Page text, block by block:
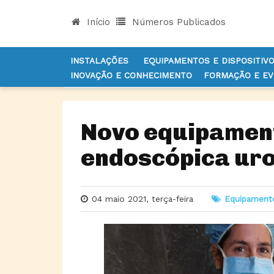
Início Números Publicados
INSTALAÇÕES EQUIPAMENTOS E
INOVAÇÃO E CONHECIMENTO
FORMAÇÃO E
INÍCIO NOTÍCIAS EQUIPAMENTOS E
Novo
endoscópica
04 maio 2021, terça-feira